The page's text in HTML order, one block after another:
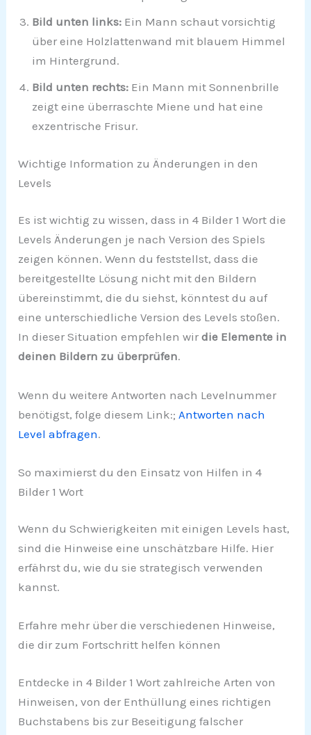
Bild unten links: Ein Mann schaut vorsichtig
über eine Holzlattenwand mit blauem Himmel
im Hintergrund.
Bild unten rechts: Ein Mann mit Sonnenbrille
zeigt eine überraschte Miene und hat eine
exzentrische Frisur.
Wichtige Information zu Änderungen in den
Levels
Es ist wichtig zu wissen, dass in 4 Bilder 1 Wort die
Levels Änderungen je nach Version des Spiels
zeigen können. Wenn du feststellst, dass die
bereitgestellte Lösung nicht mit den Bildern
übereinstimmt, die du siehst, könntest du auf
eine unterschiedliche Version des Levels stoßen.
In dieser Situation empfehlen wirdie Elemente in
deinen Bildern zu überprüfen.
Wenn du weitere Antworten nach Levelnummer
benötigst, folge diesem Link:; Antworten nach
Level abfragen.
So maximierst du den Einsatz von Hilfen in 4
Bilder 1 Wort
Wenn du Schwierigkeiten mit einigen Levels hast,
sind die Hinweise eine unschätzbare Hilfe. Hier
erfährst du, wie du sie strategisch verwenden
kannst.
Erfahre mehr über die verschiedenen Hinweise,
die dir zum Fortschritt helfen können
Entdecke in 4 Bilder 1 Wort zahlreiche Arten von
Hinweisen, von der Enthüllung eines richtigen
Buchstabens bis zur Beseitigung falscher